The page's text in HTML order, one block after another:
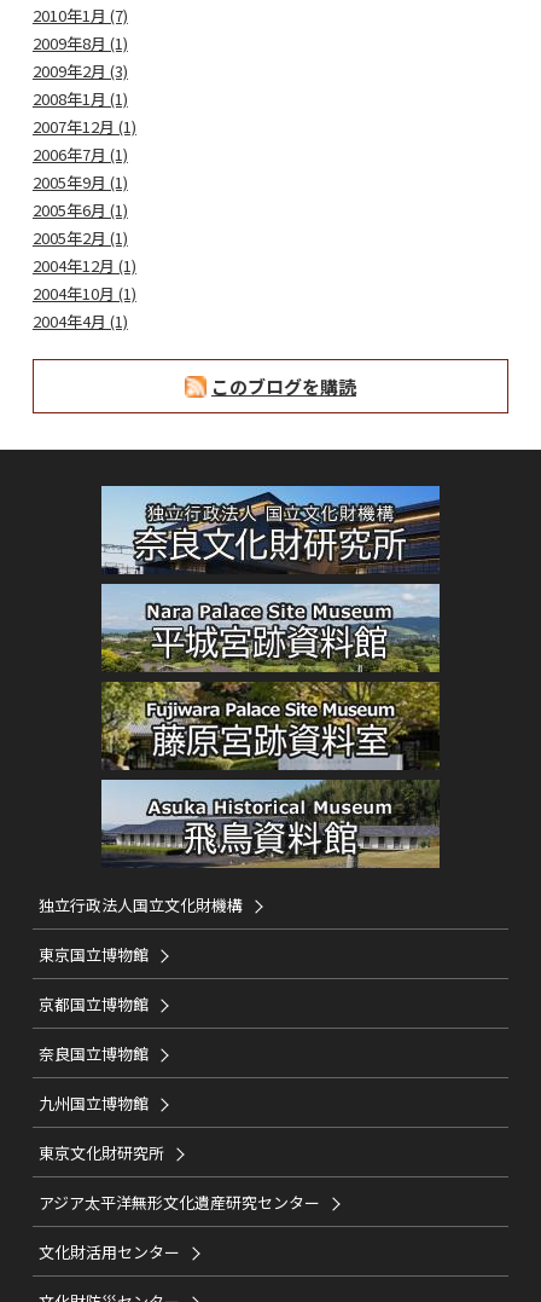
2010年1月 (7)
2009年8月 (1)
2009年2月 (3)
2008年1月 (1)
2007年12月 (1)
2006年7月 (1)
2005年9月 (1)
2005年6月 (1)
2005年2月 (1)
2004年12月 (1)
2004年10月 (1)
2004年4月 (1)
このブログを購読
独立行政法人国立文化財機構
東京国立博物館
京都国立博物館
奈良国立博物館
九州国立博物館
東京文化財研究所
アジア太平洋無形文化遺産研究センター
文化財活用センター